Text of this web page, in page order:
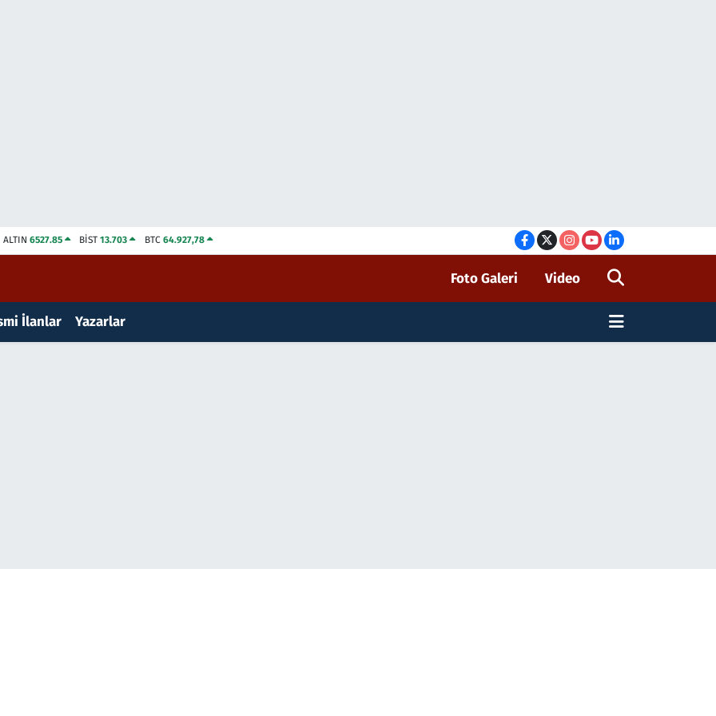
ALTIN 6527.85 BİST13.703 BTC 64.927,78
Foto Galeri Video
İlanlar Yazarlar